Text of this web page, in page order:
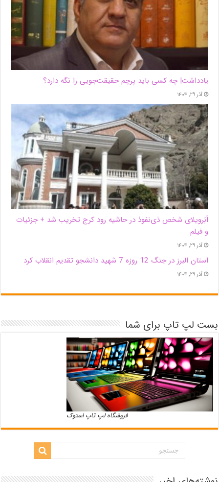
یادداشت| ‌چه کسی باید پرچم حقیقت‌جویی را نگه دارد؟
آذر ۲۹, ۱۴۰۴
اَبَر‌ویلای شخص ذی‌نفوذ در حاشیه‌ رود کرج تخریب شد + جزئیات
و فیلم
آذر ۲۹, ۱۴۰۴
استان البرز در جنگ 12 روزه 7 شهید دانشجو تقدیم انقلاب کرد
آذر ۲۹, ۱۴۰۴
بست لپ تاپ برای شما
فروشگاه لپ تاپ استوک